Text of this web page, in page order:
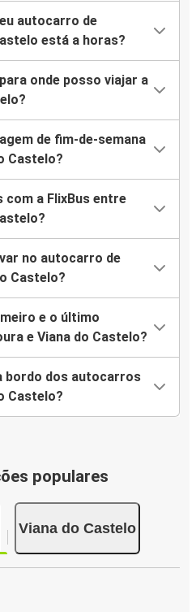
autocarro de
está a horas?
onde posso viajar a
de fim-de-semana
Castelo?
com a FlixBus entre
no autocarro de
Castelo?
e o último
e Viana do Castelo?
bordo dos autocarros
Castelo?
populares
Viana do Castelo